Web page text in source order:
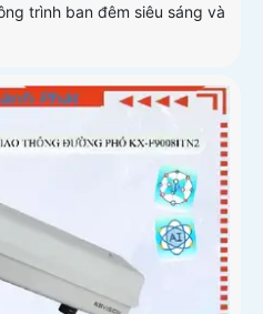
trình ban đêm siêu sáng và